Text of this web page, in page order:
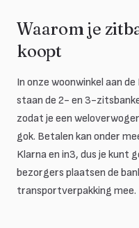
Waarom je
koopt
In onze woonwinkel aan
staan de 2- en 3-
zodat je een
gok. Betalen kan onder
Klarna en in3, dus je kunt
bezorgers plaatsen de
transportverpakking mee.